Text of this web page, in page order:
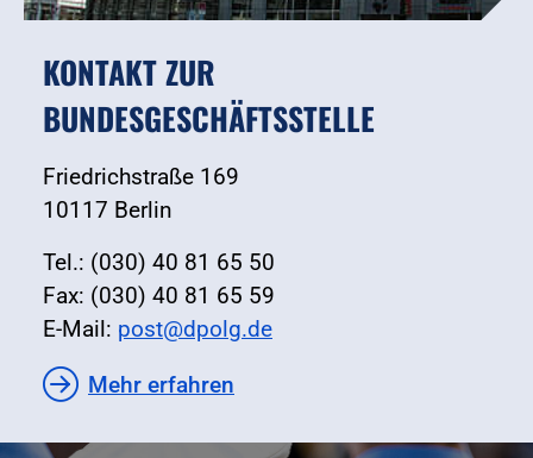
KONTAKT ZUR
BUNDESGESCHÄFTSSTELLE
Friedrichstraße 169
10117 Berlin
Tel.: (030) 40 81 65 50
Fax: (030) 40 81 65 59
E-Mail: post@dpolg.de
Mehr erfahren